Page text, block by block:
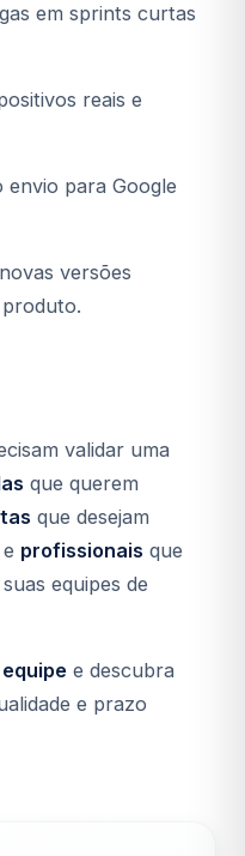
em sprints curtas
reais e
envio para Google
versões
validar uma
que querem
que desejam
profissionais que
equipes de
e descubra
e prazo